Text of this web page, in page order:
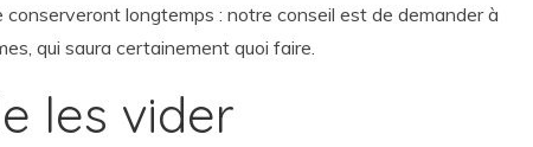
conserveront longtemps : notre conseil est de demander à
qui saura certainement quoi faire.
les vider